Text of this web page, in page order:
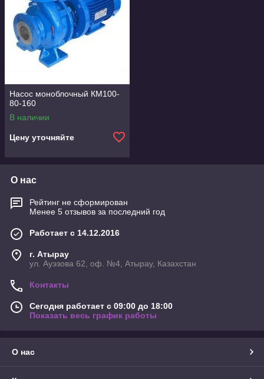
Насос моноблочный КМ100-
80-160
В наличии
Цену уточняйте
О нас
Рейтинг не сформирован
Менее 5 отзывов за последний год
Работает с 14.12.2016
г. Атырау
ул. Ауэзова 62, оф. №4, Атырау, Казахстан
Контакты
Сегодня работает с 09:00 до 18:00
Показать весь график работы
О нас